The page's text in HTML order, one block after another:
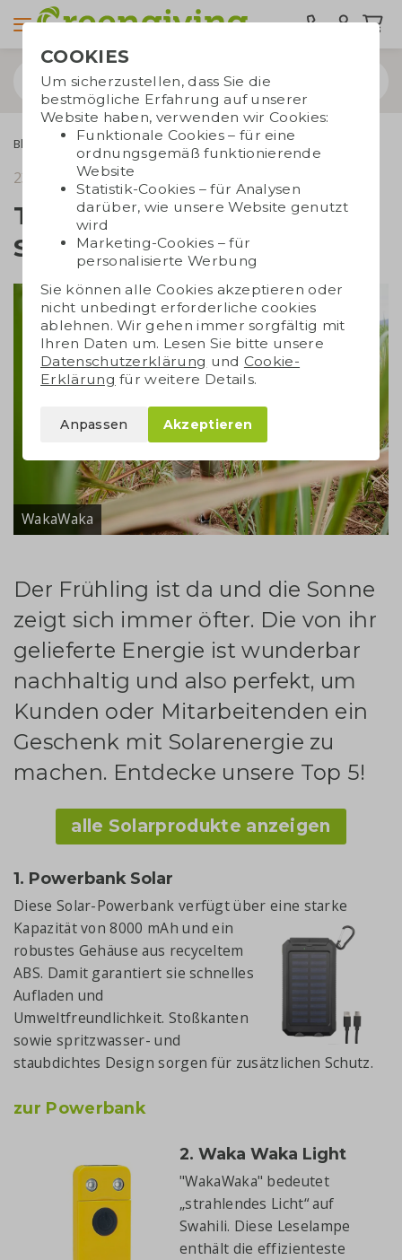
Blogs Top 5 Werbegeschenke mit Solarenergie
23. April 2018
Top 5 Werbegeschenke mit
Solarenergie
WakaWaka
Der Frühling ist da und die Sonne
zeigt sich immer öfter. Die von ihr
gelieferte Energie ist wunderbar
nachhaltig und also perfekt, um
Kunden oder Mitarbeitenden ein
Geschenk mit Solarenergie zu
machen. Entdecke unsere Top 5!
alle Solarprodukte anzeigen
1. Powerbank Solar
Diese Solar-Powerbank verfügt über eine starke
Kapazität von 8000 mAh und ein
robustes Gehäuse aus recyceltem
ABS. Damit garantiert sie schnelles
Aufladen und
Umweltfreundlichkeit. Stoßkanten
sowie spritzwasser- und
staubdichtes Design sorgen für zusätzlichen Schutz.
zur Powerbank
2. Waka Waka Light
"WakaWaka" bedeutet
„strahlendes Licht“ auf
Swahili. Diese Leselampe
enthält die effizienteste
COOKIES
Um sicherzustellen, dass Sie die
bestmögliche Erfahrung auf unserer
Website haben, verwenden wir Cookies:
Funktionale Cookies – für eine
ordnungsgemäß funktionierende
Website
Statistik-Cookies – für Analysen
darüber, wie unsere Website genutzt
wird
Marketing-Cookies – für
personalisierte Werbung
Sie können alle Cookies akzeptieren oder
nicht unbedingt erforderliche cookies
ablehnen. Wir gehen immer sorgfältig mit
Ihren Daten um. Lesen Sie bitte unsere
Datenschutzerklärung und Cookie-
Erklärung für weitere Details.
Anpassen Akzeptieren